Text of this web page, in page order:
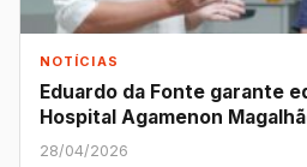
NOTÍCIAS
Eduardo da Fonte garante
Hospital Agamenon
28/04/2026